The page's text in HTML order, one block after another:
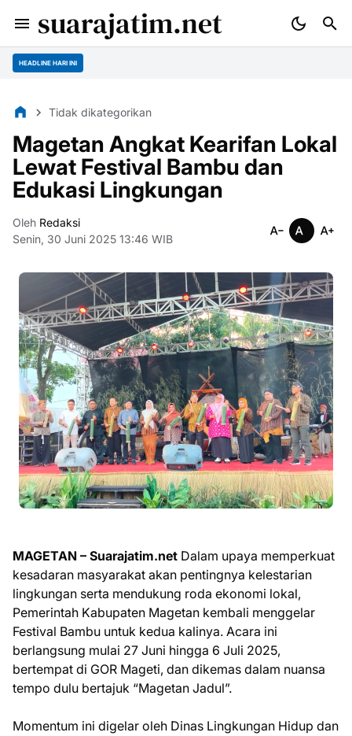
suarajatim.net
HEADLINE HARI INI
Tidak dikategorikan
Magetan Angkat Kearifan Lokal
Lewat Festival Bambu dan
Edukasi Lingkungan
Oleh Redaksi
Senin, 30 Juni 2025 13:46 WIB
MAGETAN – Suarajatim.net Dalam upaya memperkuat
kesadaran masyarakat akan pentingnya kelestarian
lingkungan serta mendukung roda ekonomi lokal,
Pemerintah Kabupaten Magetan kembali menggelar
Festival Bambu untuk kedua kalinya. Acara ini
berlangsung mulai 27 Juni hingga 6 Juli 2025,
bertempat di GOR Mageti, dan dikemas dalam nuansa
tempo dulu bertajuk “Magetan Jadul”.
Momentum ini digelar oleh Dinas Lingkungan Hidup dan